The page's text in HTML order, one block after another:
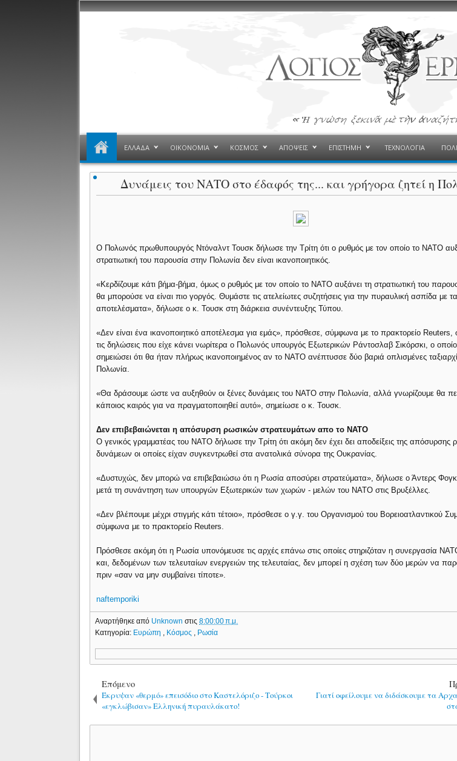
ΕΛΛΑΔΑ ΟΙΚΟΝΟΜΙΑ ΚΟΣΜΟΣ ΑΠΟΨΕΙΣ ΕΠΙΣΤΗΜΗ ΤΕΧΝΟΛΟΓΙΑ
Δυνάμεις του ΝΑΤΟ στο έδαφός της... και γρήγορα ζητεί η
Ο Πολωνός πρωθυπουργός Ντόναλντ Τουσκ δήλωσε την Τρίτη ότι ο ρυθμός με τον οποίο το ΝΑΤΟ
στρατιωτική του παρουσία στην Πολωνία δεν είναι ικανοποιητικός.
«Κερδίζουμε κάτι βήμα-βήμα, όμως ο ρυθμός με τον οποίο το ΝΑΤΟ αυξάνει τη στρατιωτική του
θα μπορούσε να είναι πιο γοργός. Θυμάστε τις ατελείωτες συζητήσεις για την πυραυλική ασπίδα με τα
αποτελέσματα», δήλωσε ο κ. Τουσκ στη διάρκεια συνέντευξης Τύπου.
«Δεν είναι ένα ικανοποιητικό αποτέλεσμα για εμάς», πρόσθεσε, σύμφωνα με το πρακτορείο Reuters,
τις δηλώσεις που είχε κάνει νωρίτερα ο Πολωνός υπουργός Εξωτερικών Ράντοσλαβ Σικόρσκι, ο
σημειώσει ότι θα ήταν πλήρως ικανοποιημένος αν το ΝΑΤΟ ανέπτυσσε δύο βαριά οπλισμένες
Πολωνία.
«Θα δράσουμε ώστε να αυξηθούν οι ξένες δυνάμεις του ΝΑΤΟ στην Πολωνία, αλλά γνωρίζουμε θα
κάποιος καιρός για να πραγματοποιηθεί αυτό», σημείωσε ο κ. Τουσκ.
Δεν επιβεβαιώνεται η απόσυρση ρωσικών στρατευμάτων απο το ΝΑΤΟ
Ο γενικός γραμματέας του ΝΑΤΟ δήλωσε την Τρίτη ότι ακόμη δεν έχει δει αποδείξεις της απόσυρσης
δυνάμεων οι οποίες είχαν συγκεντρωθεί στα ανατολικά σύνορα της Ουκρανίας.
«Δυστυχώς, δεν μπορώ να επιβεβαιώσω ότι η Ρωσία αποσύρει στρατεύματα», δήλωσε ο Άντερς
μετά τη συνάντηση των υπουργών Εξωτερικών των χωρών - μελών του ΝΑΤΟ στις Βρυξέλλες.
«Δεν βλέπουμε μέχρι στιγμής κάτι τέτοιο», πρόσθεσε ο γ.γ. του Οργανισμού του Βορειοατλαντικού
σύμφωνα με το πρακτορείο Reuters.
Πρόσθεσε ακόμη ότι η Ρωσία υπονόμευσε τις αρχές επάνω στις οποίες στηριζόταν η συνεργασία
και, δεδομένων των τελευταίων ενεργειών της τελευταίας, δεν μπορεί η σχέση των δύο μερών να
πριν «σαν να μην συμβαίνει τίποτε».
naftemporiki
Αναρτήθηκε από Unknownστις8:00:00 π.μ.
Κατηγορία: Ευρώπη Κόσμος Ρωσία
Επόμενο
Έκρυψαν «θερμό» επεισόδιο στο Καστελόριζο - Τούρκοι
«εγκλώβισαν» Ελληνική πυραυλάκατο!
Γιατί οφείλουμε να διδάσκουμε τα